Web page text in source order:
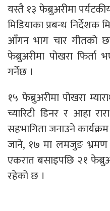
यस्तै १३ फेब्रुअरीमा
मिडियाका प्रबन्ध निर्देशक
आँगन भाग चार गीतको
फेब्रुअरीमा पोखरा
गर्नेछ ।
१५ फेब्रुअरीमा पोखरा
च्यारिटी डिनर र आहा
सहभागिता जनाउने
जाने, १७ मा लमजुङ भ्रमण
एकरात बसाइपछि २१
रहेको छ ।